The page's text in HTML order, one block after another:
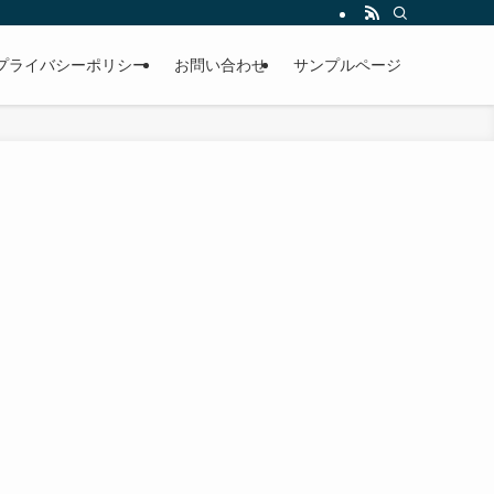
ライバシーポリシー お問い合わせ サンプルページ